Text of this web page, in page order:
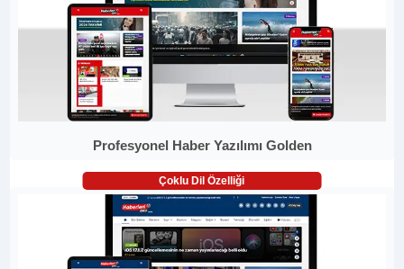
Profesyonel Haber Yazılımı Golden
Çoklu Dil Özelliği